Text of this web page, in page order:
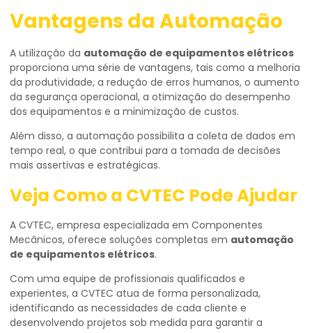
Vantagens da Automação
A utilização da automação de equipamentos elétricos
proporciona uma série de vantagens, tais como a melhoria
da produtividade, a redução de erros humanos, o aumento
da segurança operacional, a otimização do desempenho
dos equipamentos e a minimização de custos.
Além disso, a automação possibilita a coleta de dados em
tempo real, o que contribui para a tomada de decisões
mais assertivas e estratégicas.
Veja Como a CVTEC Pode Ajudar
A CVTEC, empresa especializada em Componentes
Mecânicos, oferece soluções completas em automação
de equipamentos elétricos.
Com uma equipe de profissionais qualificados e
experientes, a CVTEC atua de forma personalizada,
identificando as necessidades de cada cliente e
desenvolvendo projetos sob medida para garantir a